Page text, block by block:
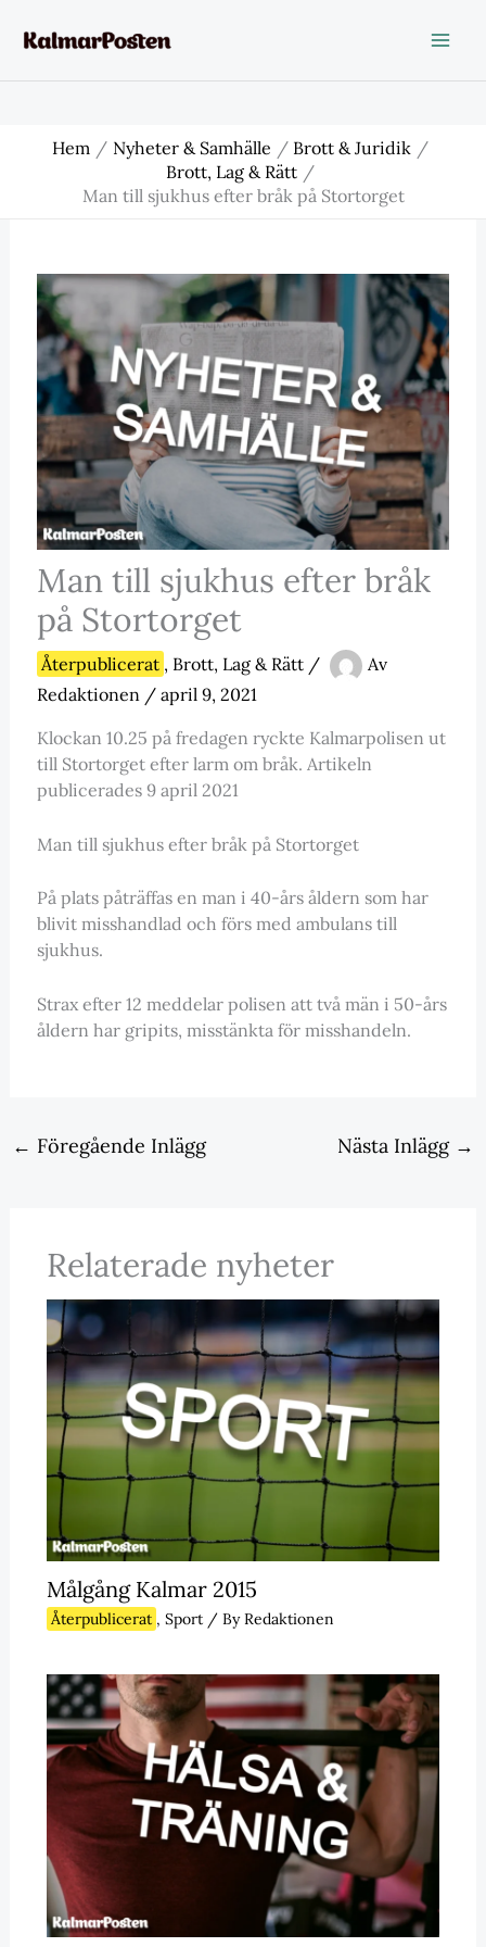
Hem Nyheter & Samhälle
Brott & Juridik
Brott, Lag & Rätt
Man till sjukhus efter bråk på Stortorget
Man till sjukhus efter bråk
på Stortorget
Återpublicerat , Brott, Lag & Rätt/
Av
Redaktionen / april 9, 2021
Klockan 10.25 på fredagen ryckte Kalmarpolisen ut
till Stortorget efter larm om bråk. Artikeln
publicerades 9 april 2021
Man till sjukhus efter bråk på Stortorget
På plats påträffas en man i 40-års åldern som har
blivit misshandlad och förs med ambulans till
sjukhus.
Strax efter 12 meddelar polisen att två män i 50-års
åldern har gripits, misstänkta för misshandeln.
← Föregående Inlägg Nästa Inlägg →
Relaterade nyheter
Målgång Kalmar 2015
Återpublicerat , Sport/ ByRedaktionen